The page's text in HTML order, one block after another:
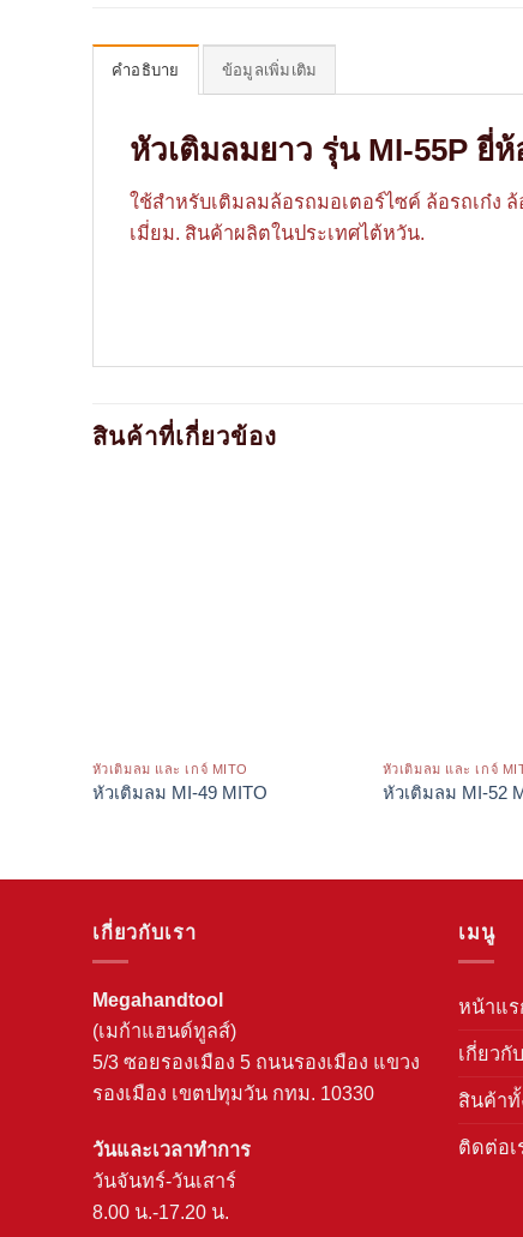
คำอธิบาย ข้อมูลเพิ่มเติม
หัวเติมลมยาว รุ่น MI-55P ยี่ห้
ใช้สำหรับเติมลมล้อรถมอเตอร์ไซค์ ล้อรถเก๋ง
เมี่ยม. สินค้าผลิตในประเทศไต้หวัน.
สินค้าที่เกี่ยวข้อง
หัวเติมลม และ เกจ์ MITO
หัวเติมลม MI-49 MITO
หัวเติมลม และ เกจ์
หัวเติมลม MI-52
เกี่ยวกับเรา
Megahandtool
(เมก้าแฮนด์ทูลส์)
5/3 ซอยรองเมือง 5 ถนนรองเมือง แขวง
รองเมือง เขตปทุมวัน กทม. 10330
วันและเวลาทำการ
วันจันทร์-วันเสาร์
8.00 น.-17.20 น.
เมนู
หน้าแร
เกี่ยวกั
สินค้า
ติดต่อเ